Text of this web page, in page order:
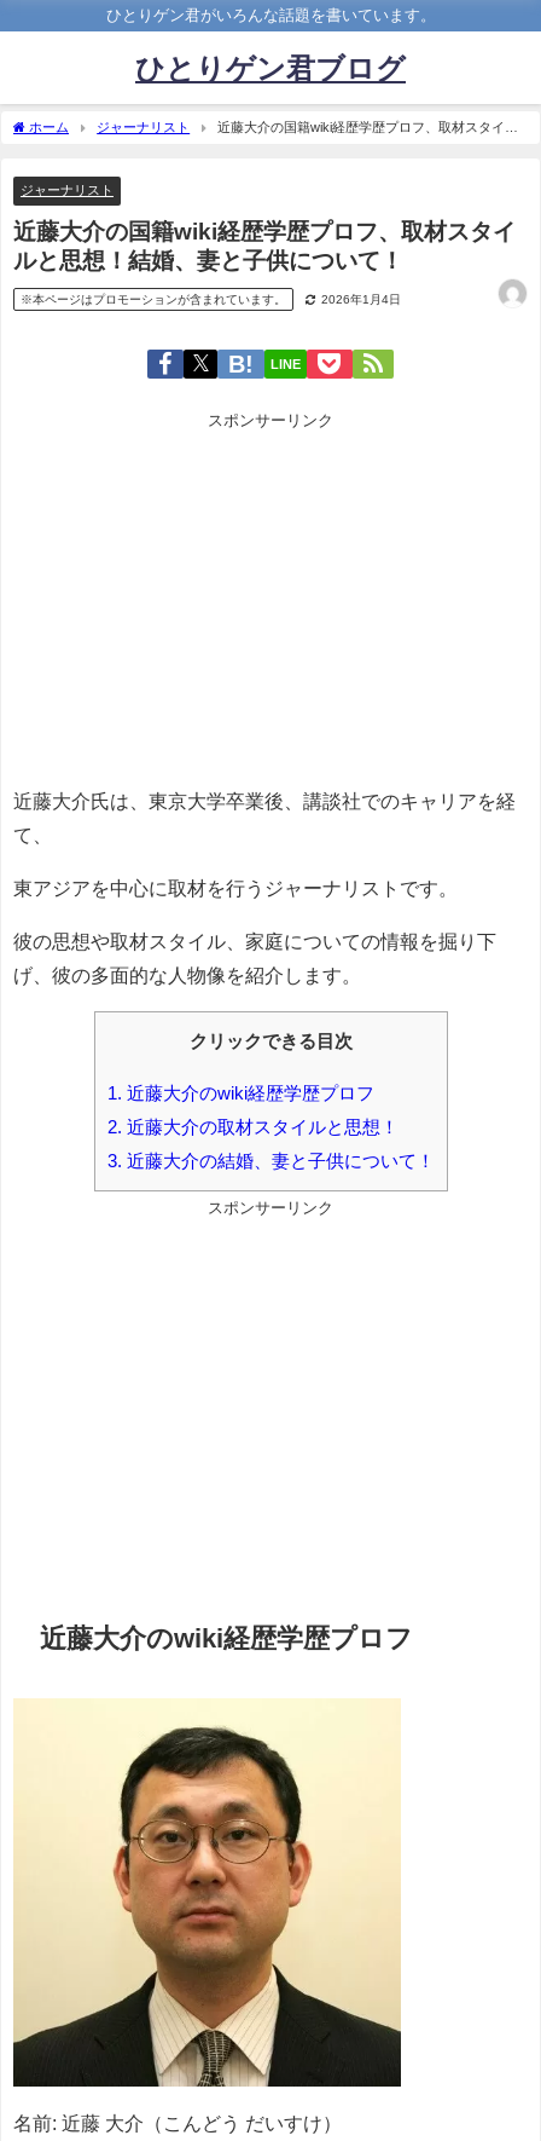
ひとりゲン君がいろんな話題を書いています。
ひとりゲン君ブログ
ホーム ジャーナリスト
近藤大介の国籍wiki経歴学歴プロフ、取材スタイル
ジャーナリスト
近藤大介の国籍wiki経歴学歴プロフ、取材スタイ
ルと思想！結婚、妻と子供について！
※本ページはプロモーションが含まれています。 2026年1月4日
LINE
スポンサーリンク
近藤大介氏は、東京大学卒業後、講談社でのキャリアを経
て、
東アジアを中心に取材を行うジャーナリストです。
彼の思想や取材スタイル、家庭についての情報を掘り下
げ、彼の多面的な人物像を紹介します。
クリックできる目次
1. 近藤大介のwiki経歴学歴プロフ
2. 近藤大介の取材スタイルと思想！
3. 近藤大介の結婚、妻と子供について！
スポンサーリンク
近藤大介のwiki経歴学歴プロフ
名前: 近藤 大介（こんどう だいすけ）